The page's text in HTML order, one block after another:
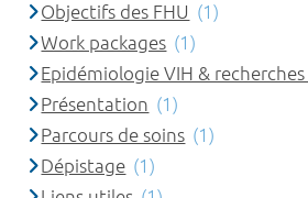
Objectifs des FHU (1)
Work packages (1)
Epidémiologie VIH &
Présentation (1)
Parcours de soins (1)
Dépistage (1)